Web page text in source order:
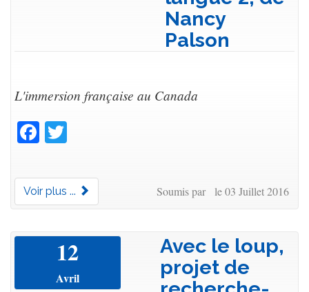
Nancy
Palson
L'immersion française au Canada
Facebook
Voir plus ... Soumis par le 03 Juillet 2016
12
Avril
Avec le loup,
projet de